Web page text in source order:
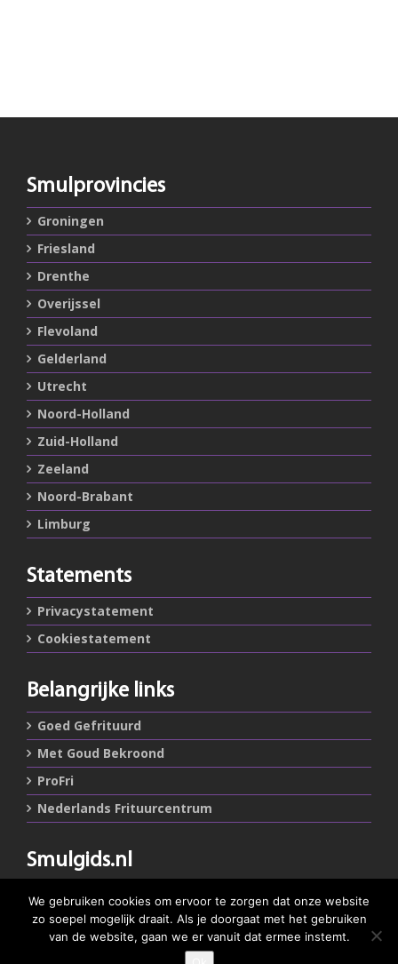
Smulprovincies
Groningen
Friesland
Drenthe
Overijssel
Flevoland
Gelderland
Utrecht
Noord-Holland
Zuid-Holland
Zeeland
Noord-Brabant
Limburg
Statements
Privacystatement
Cookiestatement
Belangrijke links
Goed Gefrituurd
Met Goud Bekroond
ProFri
Nederlands Frituurcentrum
Smulgids.nl
Blaarthemseweg 72
5502 JW Veldhoven
We gebruiken cookies om ervoor te zorgen dat onze website
zo soepel mogelijk draait. Als je doorgaat met het gebruiken
van de website, gaan we er vanuit dat ermee instemt.